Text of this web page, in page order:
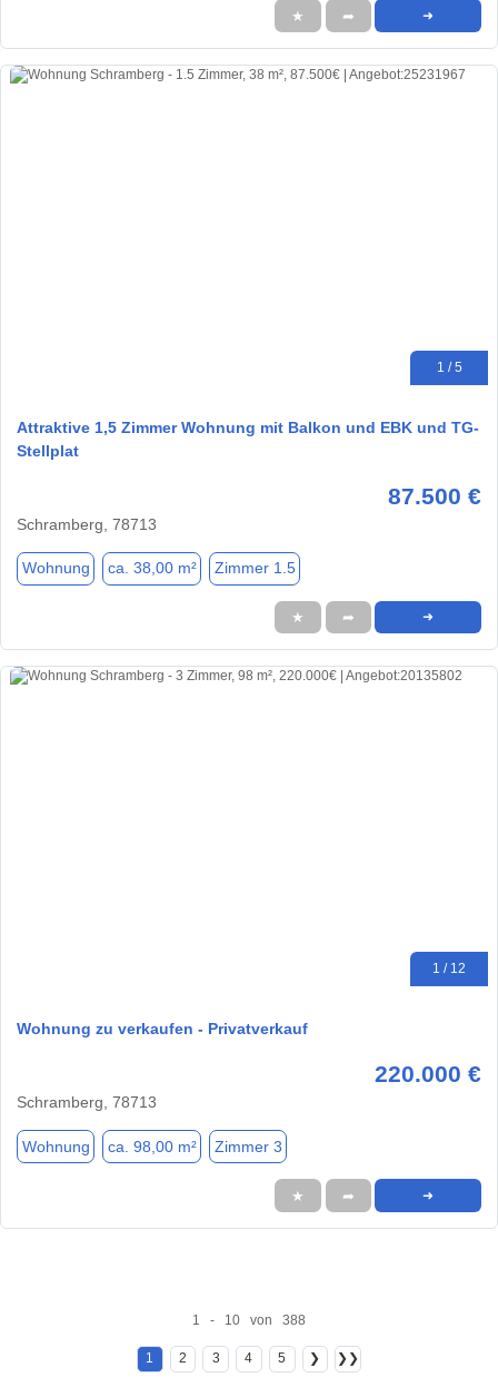
★ ➦ ➜
1 / 5
Attraktive 1,5 Zimmer Wohnung mit Balkon und EBK und TG-
Stellplat
87.500 €
Schramberg, 78713
Wohnung ca. 38,00 m² Zimmer 1.5
★ ➦ ➜
1 / 12
Wohnung zu verkaufen - Privatverkauf
220.000 €
Schramberg, 78713
Wohnung ca. 98,00 m² Zimmer 3
★ ➦ ➜
1 - 10 von 388
1 2 3 4 5 ❯ ❯❯